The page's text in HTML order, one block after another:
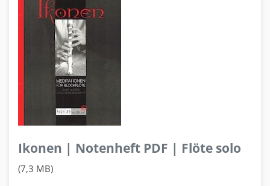
Ikonen | Notenheft PDF | Flöte solo
(7,3 MB)